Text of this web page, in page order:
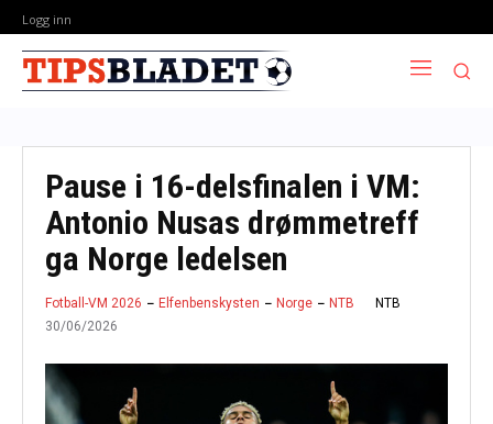
Logg inn
Pause i 16-delsfinalen i VM:
Antonio Nusas drømmetreff
ga Norge ledelsen
Fotball-VM 2026 Elfenbenskysten Norge NTB
NTB
30/06/2026